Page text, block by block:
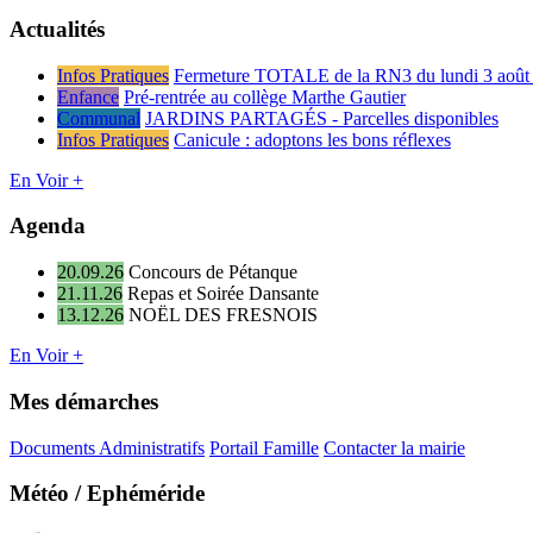
Actualités
Infos Pratiques Fermeture TOTALE de la RN3 du lundi 3 août
Enfance Pré-rentrée au collège Marthe Gautier
Communal JARDINS PARTAGÉS - Parcelles disponibles
Infos Pratiques Canicule : adoptons les bons réflexes
En Voir +
Agenda
20.09.26 Concours de Pétanque
21.11.26 Repas et Soirée Dansante
13.12.26 NOËL DES FRESNOIS
En Voir +
Mes démarches
Documents Administratifs Portail Famille Contacter la mairie
Météo / Ephéméride